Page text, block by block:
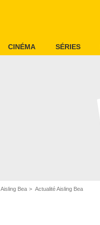
CINÉMA SÉRIES
Aisling Bea Actualité Aisling Bea